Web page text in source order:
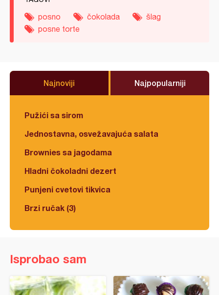
posno čokolada
šlag
posne torte
Najnoviji Najpopularniji
Pužići sa sirom
Jednostavna, osvežavajuća salata
Brownies sa jagodama
Hladni čokoladni dezert
Punjeni cvetovi tikvica
Brzi ručak (3)
Isprobao sam